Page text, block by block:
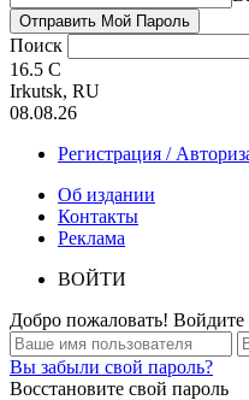
Поиск
16.5 C
Irkutsk, RU
08.08.26
Регистрация /
Об издании
Контакты
Реклама
ВОЙТИ
Добро пожаловать!
Вы забыли свой пароль?
Восстановите свой пароль